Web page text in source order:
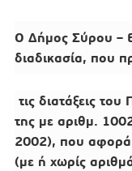
Ο Δήμος Σύρου –
διαδικασία, που
τις διατάξεις
της με αριθμ.
2002), που
(με ή χωρίς